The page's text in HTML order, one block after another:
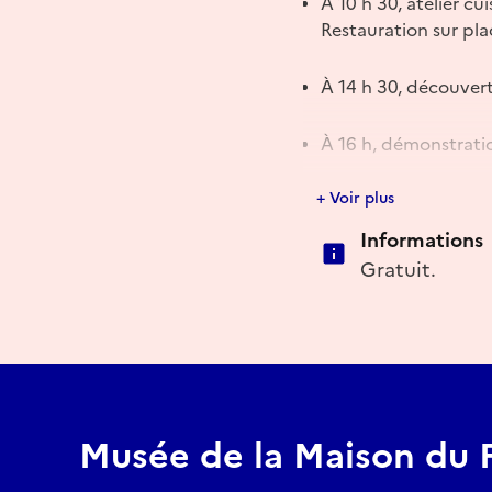
Restauration sur
À 14 h 30,
À 16 h,
À 17 h, jeux
proposées.
+ Voir plus
Informations
Gratuit.
Musée de la Maison du